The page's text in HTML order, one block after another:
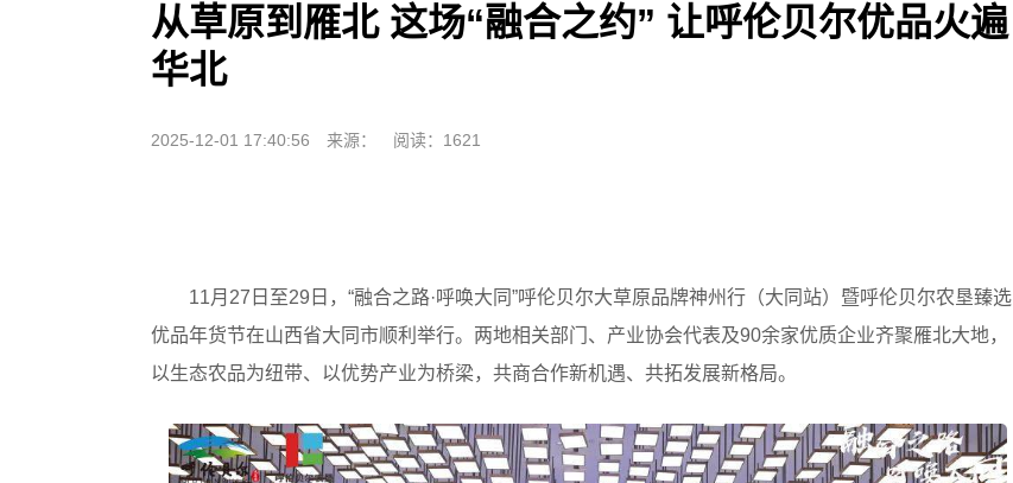
从草原到雁北 这场“融合之约” 让呼伦贝尔优品火遍
华北
2025-12-01 17:40:56 来源： 阅读：1621
11月27日至29日，“融合之路·呼唤大同”呼伦贝尔大草原品牌神州行（大同站）暨呼伦贝尔农垦臻选
优品年货节在山西省大同市顺利举行。两地相关部门、产业协会代表及90余家优质企业齐聚雁北大地，
以生态农品为纽带、以优势产业为桥梁，共商合作新机遇、共拓发展新格局。